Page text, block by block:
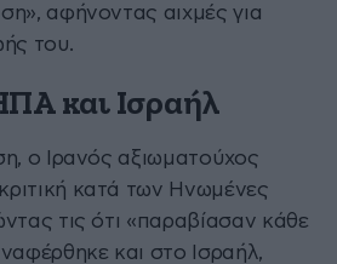
αφήνοντας αιχμές για
του.
και Ισραήλ
ο Ιρανός αξιωματούχος
κατά των Ηνωμένες
τις ότι «παραβίασαν κάθε
και στο Ισραήλ,